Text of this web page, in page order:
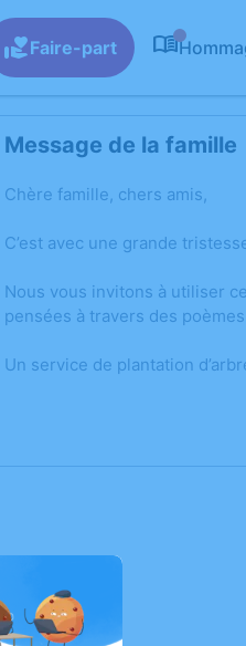
Faire-part
Message de la famille
Chère famille, chers amis,
C’est avec une grande
Nous vous invitons à utiliser
pensées à travers des
Un service de plantation